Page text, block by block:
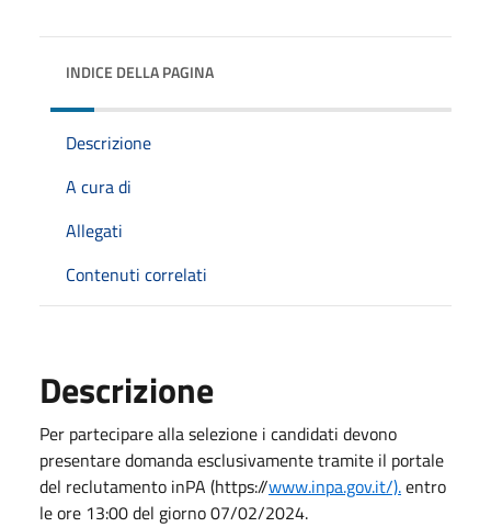
INDICE DELLA PAGINA
Descrizione
A cura di
Allegati
Contenuti correlati
Descrizione
Per partecipare alla selezione i candidati devono
presentare domanda esclusivamente tramite il portale
del reclutamento inPA (https://www.inpa.gov.it/).entro
le ore 13:00 del giorno 07/02/2024.